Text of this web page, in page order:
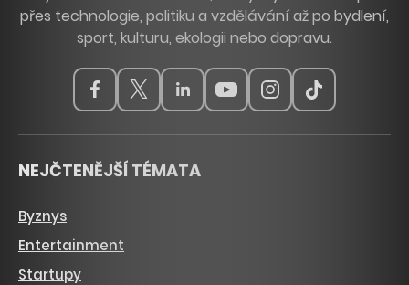
přes technologie, politiku a vzdělávání až po bydlení,
sport, kulturu, ekologii nebo dopravu.
NEJČTENĚJŠÍ TÉMATA
Byznys
Entertainment
Startupy